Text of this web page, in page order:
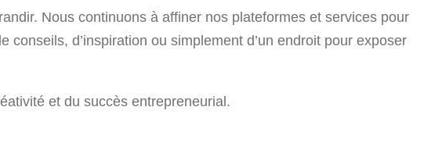
Nous continuons à affiner nos plateformes et services pour
d’inspiration ou simplement d’un endroit pour exposer
et du succès entrepreneurial.